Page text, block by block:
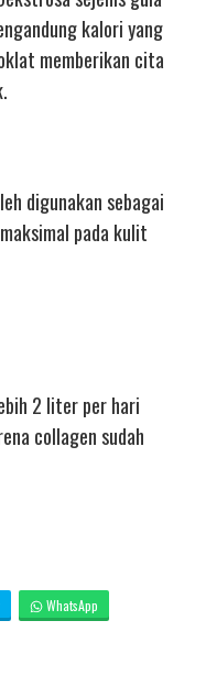
kalori yang
memberikan cita
digunakan sebagai
pada kulit
2 liter per hari
collagen sudah
WhatsApp